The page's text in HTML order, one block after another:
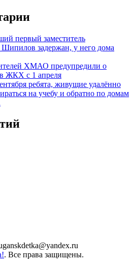
первый заместитель
задержан, у него дома
ХМАО предупредили о
ЖКХ с 1 апреля
ребята, живущие удалённо
на учебу и обратно по домам
. Все права защищены.